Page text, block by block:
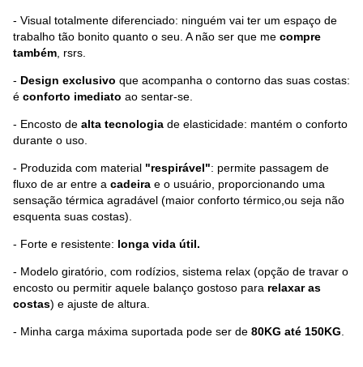
- Visual totalmente diferenciado: ninguém vai ter um espaço de
trabalho tão bonito quanto o seu. A não ser que me compre
também , rsrs.
- Design exclusivo que acompanha o contorno das suas costas:
é conforto imediato ao sentar-se.
- Encosto de alta tecnologia de elasticidade: mantém o conforto
durante o uso.
- Produzida com material "respirável": permite passagem de
fluxo de ar entre a cadeira e o usuário, proporcionando uma
sensação térmica agradável (maior conforto térmico,ou seja não
esquenta suas costas).
- Forte e resistente: longa vida útil.
- Modelo giratório, com rodízios, sistema relax (opção de travar o
encosto ou permitir aquele balanço gostoso para relaxar as
costas) e ajuste de altura.
- Minha carga máxima suportada pode ser de 80KG até 150KG